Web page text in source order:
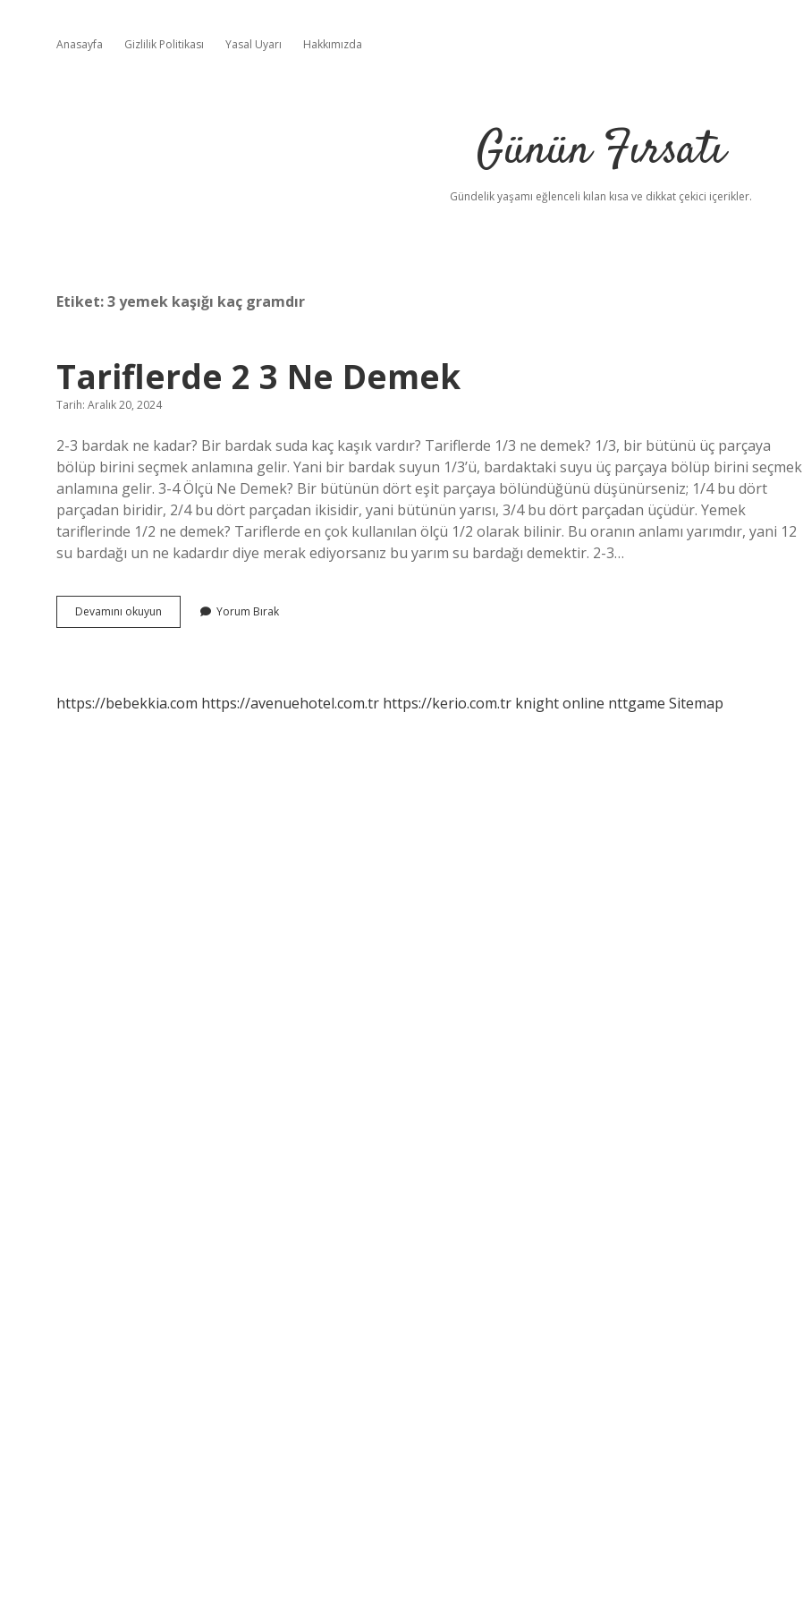
Anasayfa Gizlilik Politikası Yasal Uyarı Hakkımızda
Günün Fırsatı
Gündelik yaşamı eğlenceli kılan kısa ve dikkat çekici içerikler.
Etiket:3 yemek kaşığı kaç gramdır
Tariflerde 2 3 Ne Demek
Tarih: Aralık 20, 2024
2-3 bardak ne kadar? Bir bardak suda kaç kaşık vardır? Tariflerde 1/3 ne demek? 1/3, bir bütünü üç parçaya
bölüp birini seçmek anlamına gelir. Yani bir bardak suyun 1/3’ü, bardaktaki suyu üç parçaya bölüp birini seçmek
anlamına gelir. 3-4 Ölçü Ne Demek? Bir bütünün dört eşit parçaya bölündüğünü düşünürseniz; 1/4 bu dört
parçadan biridir, 2/4 bu dört parçadan ikisidir, yani bütünün yarısı, 3/4 bu dört parçadan üçüdür. Yemek
tariflerinde 1/2 ne demek? Tariflerde en çok kullanılan ölçü 1/2 olarak bilinir. Bu oranın anlamı yarımdır, yani 12
su bardağı un ne kadardır diye merak ediyorsanız bu yarım su bardağı demektir. 2-3…
Devamını okuyun Tariflerde
2
Yorum Bırak
https://bebekkia.com https://avenuehotel.com.tr https://kerio.com.tr knight online nttgame Sitemap